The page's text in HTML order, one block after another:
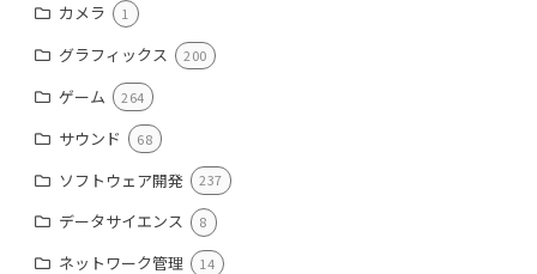
カメラ 1
グラフィックス 200
ゲーム 264
サウンド 68
ソフトウェア開発 237
データサイエンス 8
ネットワーク管理 14